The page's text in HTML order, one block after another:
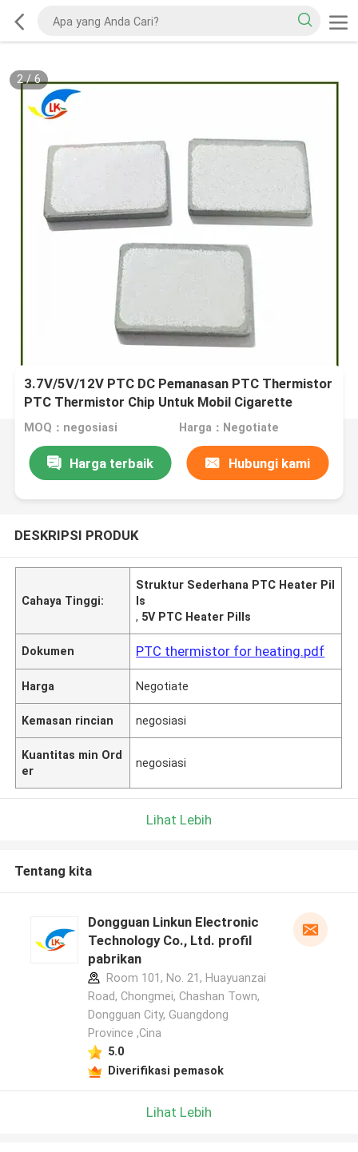
2/6
3.7V/5V/12V PTC DC Pemanasan PTC Thermistor
PTC Thermistor Chip Untuk Mobil Cigarette
Lighter USB Socket Heater
MOQ：negosiasi Harga：Negotiate
Harga terbaik Hubungi kami
DESKRIPSI PRODUK
Cahaya Tinggi:
Struktur Sederhana PTC Heater Pil
ls
, 5V PTC Heater Pills
Dokumen PTC thermistor for heating.pdf
Harga Negotiate
Kemasan rincian negosiasi
Kuantitas min Ord
er
negosiasi
Lihat Lebih
Tentang kita
Dongguan Linkun Electronic
Technology Co., Ltd. profil
pabrikan
Room 101, No. 21, Huayuanzai
Road, Chongmei, Chashan Town,
Dongguan City, Guangdong
Province ,Cina
5.0
Diverifikasi pemasok
Lihat Lebih